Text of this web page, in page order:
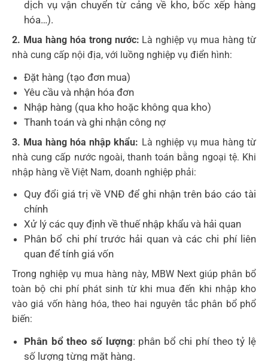
dịch vụ vận chuyển từ cảng về kho, bốc xếp hàng
hóa…).
2. Mua hàng hóa trong nước: Là nghiệp vụ mua hàng từ
nhà cung cấp nội địa, với luồng nghiệp vụ điển hình:
Đặt hàng (tạo đơn mua)
Yêu cầu và nhận hóa đơn
Nhập hàng (qua kho hoặc không qua kho)
Thanh toán và ghi nhận công nợ
3. Mua hàng hóa nhập khẩu: Là nghiệp vụ mua hàng từ
nhà cung cấp nước ngoài, thanh toán bằng ngoại tệ. Khi
nhập hàng về Việt Nam, doanh nghiệp phải:
Quy đổi giá trị về VNĐ để ghi nhận trên báo cáo tài
chính
Xử lý các quy định về thuế nhập khẩu và hải quan
Phân bổ chi phí trước hải quan và các chi phí liên
quan để tính giá vốn
Trong nghiệp vụ mua hàng này, MBW Next giúp phân bổ
toàn bộ chi phí phát sinh từ khi mua đến khi nhập kho
vào giá vốn hàng hóa, theo hai nguyên tắc phân bổ phổ
biến:
Phân bổ theo số lượng: phân bổ chi phí theo tỷ lệ
số lượng từng mặt hàng.